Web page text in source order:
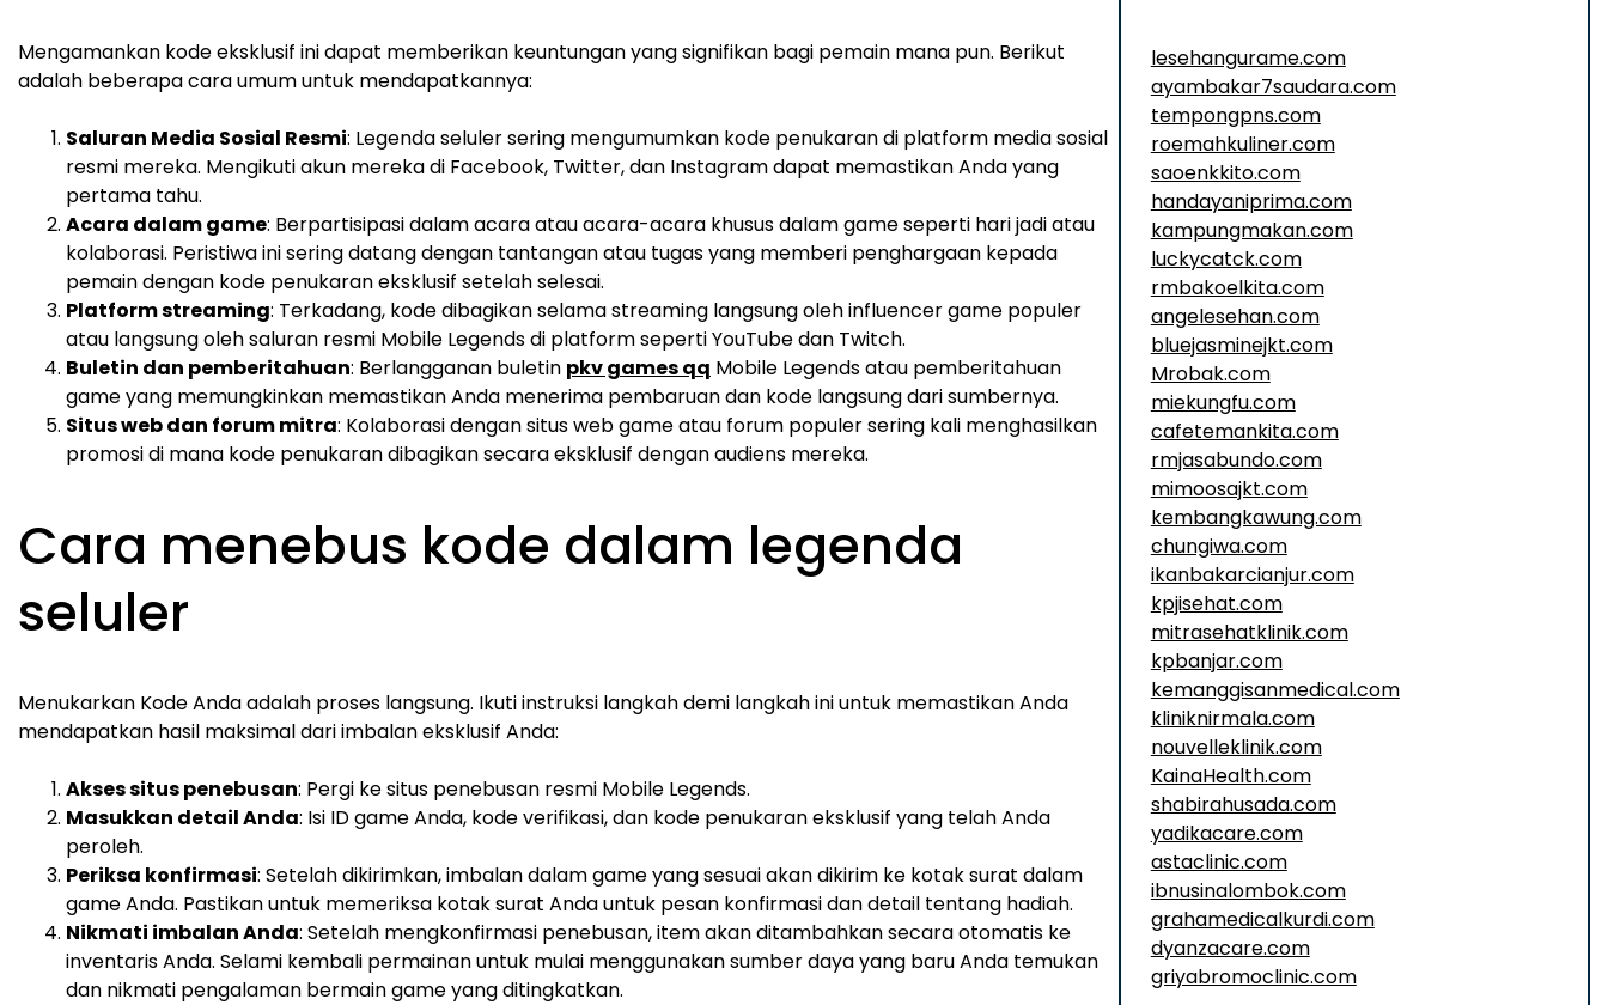
Mengamankan kode eksklusif ini dapat memberikan keuntungan yang signifikan bagi pemain mana pun. Berikut
adalah beberapa cara umum untuk mendapatkannya:
Saluran Media Sosial Resmi: Legenda seluler sering mengumumkan kode penukaran di platform media sosial
resmi mereka. Mengikuti akun mereka di Facebook, Twitter, dan Instagram dapat memastikan Anda yang
pertama tahu.
Acara dalam game: Berpartisipasi dalam acara atau acara-acara khusus dalam game seperti hari jadi atau
kolaborasi. Peristiwa ini sering datang dengan tantangan atau tugas yang memberi penghargaan kepada
pemain dengan kode penukaran eksklusif setelah selesai.
Platform streaming: Terkadang, kode dibagikan selama streaming langsung oleh influencer game populer
atau langsung oleh saluran resmi Mobile Legends di platform seperti YouTube dan Twitch.
Buletin dan pemberitahuan: Berlangganan buletin pkv games qq Mobile Legends atau pemberitahuan
game yang memungkinkan memastikan Anda menerima pembaruan dan kode langsung dari sumbernya.
Situs web dan forum mitra: Kolaborasi dengan situs web game atau forum populer sering kali menghasilkan
promosi di mana kode penukaran dibagikan secara eksklusif dengan audiens mereka.
Cara menebus kode dalam legenda
seluler
Menukarkan Kode Anda adalah proses langsung. Ikuti instruksi langkah demi langkah ini untuk memastikan Anda
mendapatkan hasil maksimal dari imbalan eksklusif Anda:
Akses situs penebusan: Pergi ke situs penebusan resmi Mobile Legends.
Masukkan detail Anda: Isi ID game Anda, kode verifikasi, dan kode penukaran eksklusif yang telah Anda
peroleh.
Periksa konfirmasi: Setelah dikirimkan, imbalan dalam game yang sesuai akan dikirim ke kotak surat dalam
game Anda. Pastikan untuk memeriksa kotak surat Anda untuk pesan konfirmasi dan detail tentang hadiah.
Nikmati imbalan Anda: Setelah mengkonfirmasi penebusan, item akan ditambahkan secara otomatis ke
inventaris Anda. Selami kembali permainan untuk mulai menggunakan sumber daya yang baru Anda temukan
dan nikmati pengalaman bermain game yang ditingkatkan.
lesehangurame.com
ayambakar7saudara.com
tempongpns.com
roemahkuliner.com
saoenkkito.com
handayaniprima.com
kampungmakan.com
luckycatck.com
rmbakoelkita.com
angelesehan.com
bluejasminejkt.com
Mrobak.com
miekungfu.com
cafetemankita.com
rmjasabundo.com
mimoosajkt.com
kembangkawung.com
chungiwa.com
ikanbakarcianjur.com
kpjisehat.com
mitrasehatklinik.com
kpbanjar.com
kemanggisanmedical.com
kliniknirmala.com
nouvelleklinik.com
KainaHealth.com
shabirahusada.com
yadikacare.com
astaclinic.com
ibnusinalombok.com
grahamedicalkurdi.com
dyanzacare.com
griyabromoclinic.com